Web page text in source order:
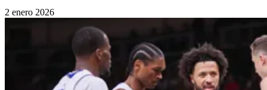
2 enero 2026